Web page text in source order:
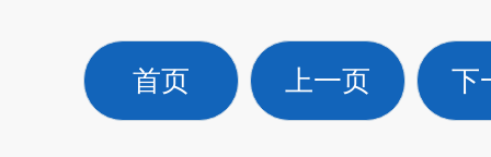
首页 上一页 下